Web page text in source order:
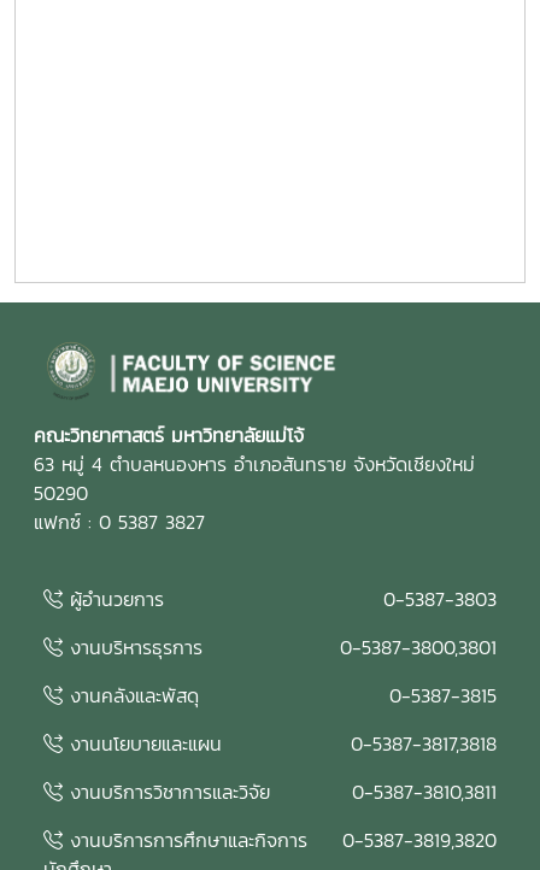
คณะวิทยาศาสตร์ มหาวิทยาลัยแม่โจ้
63 หมู่ 4 ตำบลหนองหาร อำเภอสันทราย จังหวัดเชียงใหม่
50290
แฟกซ์ : 0 5387 3827
ผู้อำนวยการ
0-5387-3803
งานบริหารธุรการ
0-5387-3800,3801
งานคลังและพัสดุ
0-5387-3815
งานนโยบายและแผน
0-5387-3817,3818
งานบริการวิชาการและวิจัย
0-5387-3810,3811
งานบริการการศึกษาและกิจการ
0-5387-3819,3820